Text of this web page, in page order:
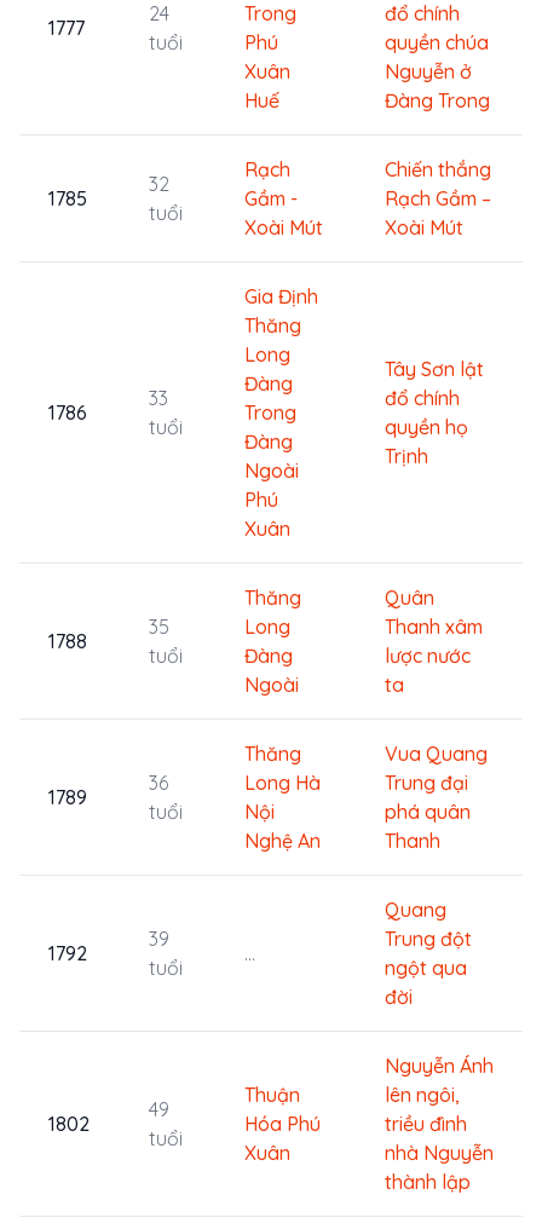
1777
24
tuổi
Trong
Phú
Xuân
Huế
đổ chính
quyền chúa
Nguyễn ở
Đàng Trong
1785
32
tuổi
Rạch
Gầm -
Xoài Mút
Chiến thắng
Rạch Gầm –
Xoài Mút
1786
33
tuổi
Gia Định
Thăng
Long
Đàng
Trong
Đàng
Ngoài
Phú
Xuân
Tây Sơn lật
đổ chính
quyền họ
Trịnh
1788
35
tuổi
Thăng
Long
Đàng
Ngoài
Quân
Thanh xâm
lược nước
ta
1789
36
tuổi
Thăng
Long Hà
Nội
Nghệ An
Vua Quang
Trung đại
phá quân
Thanh
1792
39
tuổi
...
Quang
Trung đột
ngột qua
đời
1802
49
tuổi
Thuận
Hóa Phú
Xuân
Nguyễn Ánh
lên ngôi,
triều đình
nhà Nguyễn
thành lập